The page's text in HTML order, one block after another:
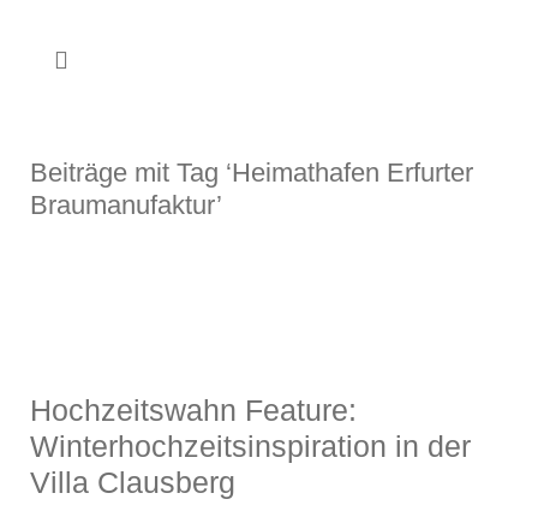
Beiträge mit Tag ‘Heimathafen Erfurter
Braumanufaktur’
Hochzeitswahn Feature:
Winterhochzeits­inspiration in der
Villa Clausberg